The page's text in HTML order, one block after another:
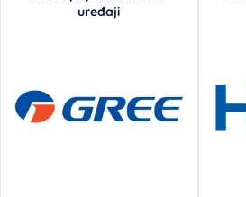
uređaji